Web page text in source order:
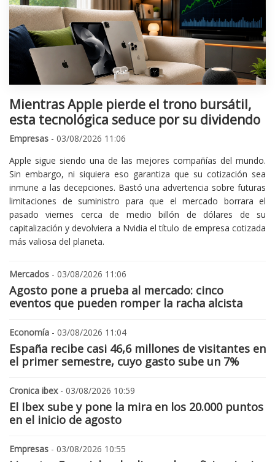
Mientras Apple pierde el trono bursátil,
esta tecnológica seduce por su dividendo
Empresas - 03/08/2026 11:06
Apple sigue siendo una de las mejores compañías del mundo.
Sin embargo, ni siquiera eso garantiza que su cotización sea
inmune a las decepciones. Bastó una advertencia sobre futuras
limitaciones de suministro para que el mercado borrara el
pasado viernes cerca de medio billón de dólares de su
capitalización y devolviera a Nvidia el título de empresa cotizada
más valiosa del planeta.
Mercados - 03/08/2026 11:06
Agosto pone a prueba al mercado: cinco
eventos que pueden romper la racha alcista
Economía - 03/08/2026 11:04
España recibe casi 46,6 millones de visitantes en
el primer semestre, cuyo gasto sube un 7%
Cronica ibex- 03/08/2026 10:59
El Ibex sube y pone la mira en los 20.000 puntos
en el inicio de agosto
Empresas - 03/08/2026 10:55